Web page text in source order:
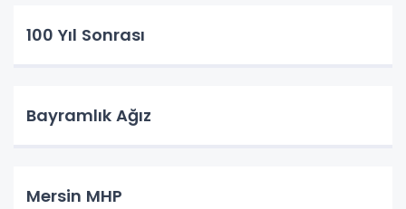
100 Yıl Sonrası
Bayramlık Ağız
Mersin MHP